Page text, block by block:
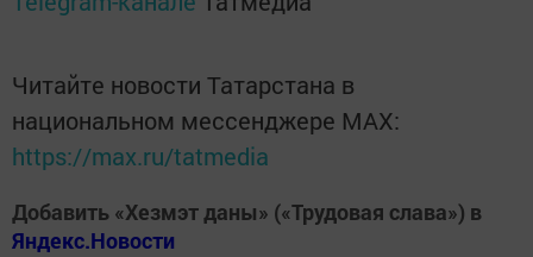
Читайте новости Татарстана в
национальном мессенджере MАХ:
https://max.ru/tatmedia
Добавить «Хезмэт даны» («Трудовая слава») в
Яндекс.Новости